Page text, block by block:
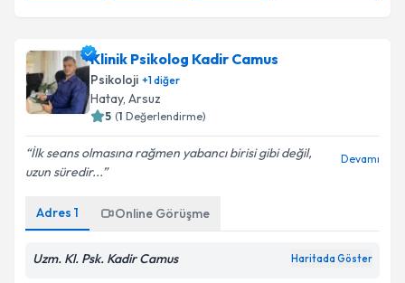
Klinik Psikolog Kadir Camus
Psikoloji +1diğer
Hatay, Arsuz
5 (1 Değerlendirme)
İlk seans olmasına rağmen yabancı birisi gibi değil,
uzun süredir...
Devamı
Adres 1 Online Görüşme
Uzm. Kl. Psk. Kadir Camus Haritada Göster